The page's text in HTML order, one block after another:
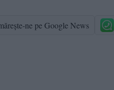
ne pe Google News